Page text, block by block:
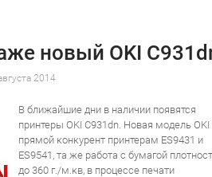
новый OKI
2014
В ближайшие дни в наличии появятся
принтеры OKI С931dn. Новая модель OKI
прямой конкурент принтерам ES9431 и
ES9541, та же работа с бумагой
до 360 г./м.кв, в процессе печати